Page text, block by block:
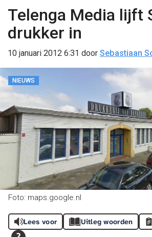
Telenga Media lijft
drukker in
10 januari 2012 6:31 door Sebastiaan
NIEUWS
Foto: maps.google.nl
Lees voor Uitleg woorden